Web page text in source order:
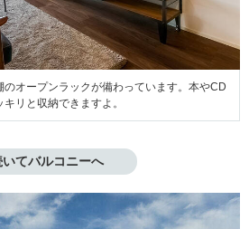
オープンラックが備わっています。本やCD
リと収納できますよ。
いてバルコニーへ